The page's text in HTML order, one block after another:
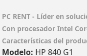
PC RENT - Líder en
Con procesador Intel
Características del
Modelo: HP 840 G1